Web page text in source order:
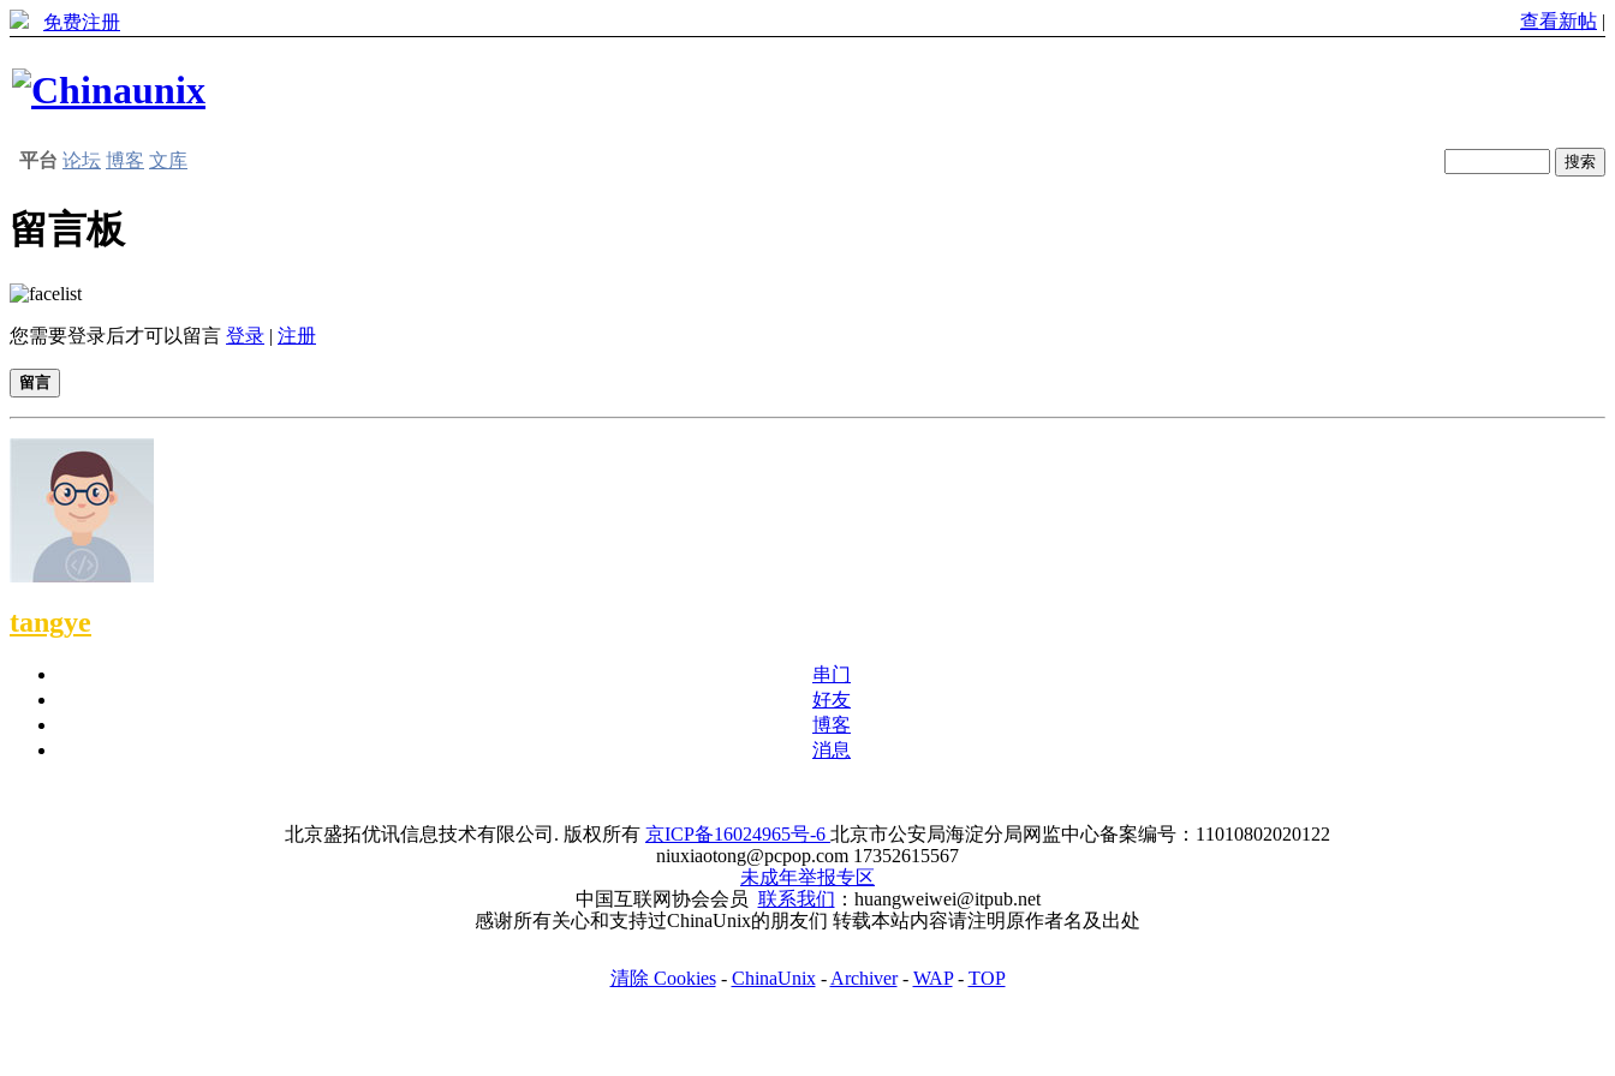
免费注册 查看新帖 |
平台 论坛 博客 文库
留言板
您需要登录后才可以留言 登录 | 注册
留言
tangye
串门
好友
博客
消息
北京盛拓优讯信息技术有限公司. 版权所有 京ICP备16024965号-6 北京市公安局海淀分局网监中心备案编号：11010802020122
niuxiaotong@pcpop.com 17352615567
未成年举报专区
中国互联网协会会员 联系我们 ：huangweiwei@itpub.net
感谢所有关心和支持过ChinaUnix的朋友们 转载本站内容请注明原作者名及出处
清除 Cookies- ChinaUnix- Archiver- WAP- TOP